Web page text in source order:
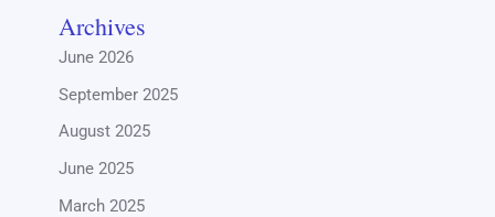
Archives
June 2026
September 2025
August 2025
June 2025
March 2025